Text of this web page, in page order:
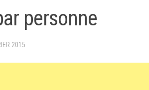
personne
2015